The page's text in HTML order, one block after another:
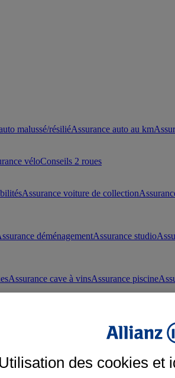
malussé/résiliéAssurance auto au km
véloConseils 2 roues
Assurance voiture de collection
déménagementAssurance studio
Assurance cave à vinsAssurance piscine
Conseils santé
Utilisation des cookies et